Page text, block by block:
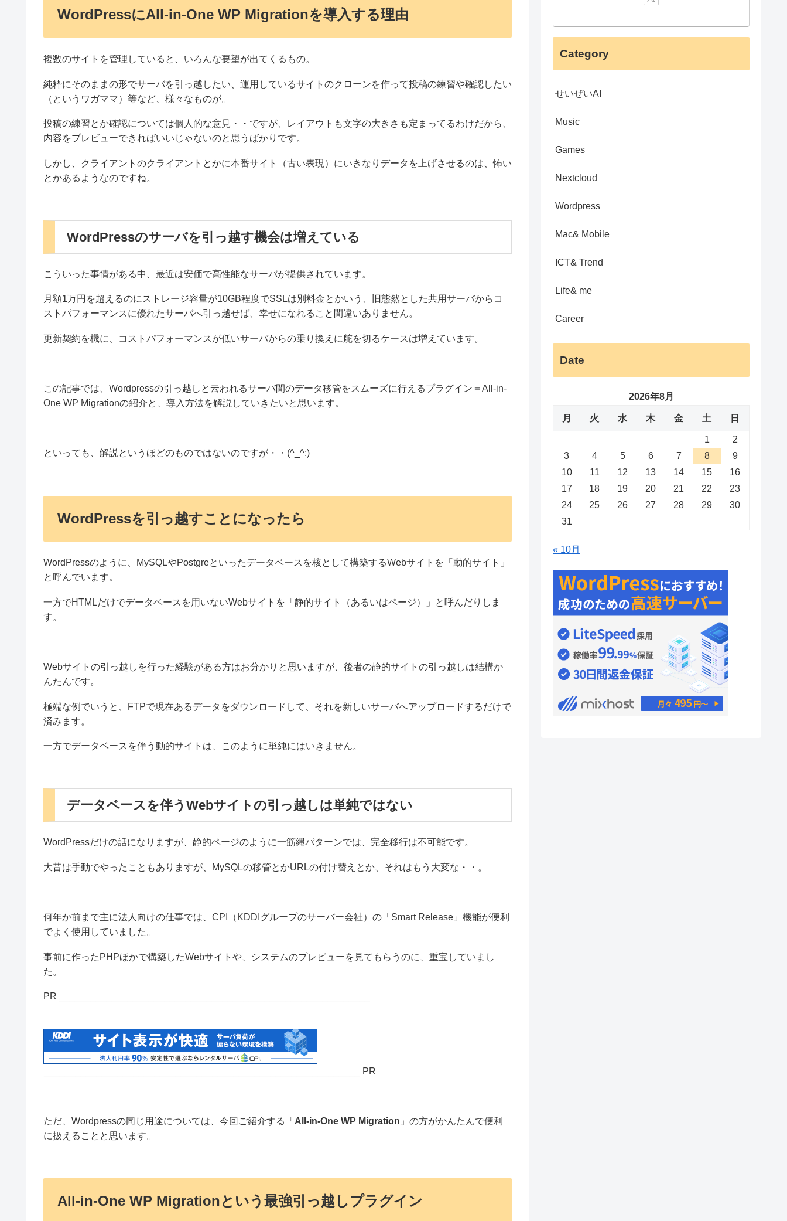
WordPressにAll-in-One WP Migrationを導入する理由
複数のサイトを管理していると、いろんな要望が出てくるもの。
純粋にそのままの形でサーバを引っ越したい、運用しているサイトのクローンを作って投稿の練習や確認したい
（というワガママ）等など、様々なものが。
投稿の練習とか確認については個人的な意見・・ですが、レイアウトも文字の大きさも定まってるわけだから、
内容をプレビューできればいいじゃないのと思うばかりです。
しかし、クライアントのクライアントとかに本番サイト（古い表現）にいきなりデータを上げさせるのは、怖い
とかあるようなのですね。
WordPressのサーバを引っ越す機会は増えている
こういった事情がある中、最近は安価で高性能なサーバが提供されています。
月額1万円を超えるのにストレージ容量が10GB程度でSSLは別料金とかいう、旧態然とした共用サーバからコ
ストパフォーマンスに優れたサーバへ引っ越せば、幸せになれること間違いありません。
更新契約を機に、コストパフォーマンスが低いサーバからの乗り換えに舵を切るケースは増えています。
この記事では、Wordpressの引っ越しと云われるサーバ間のデータ移管をスムーズに行えるプラグイン＝All-in-
One WP Migrationの紹介と、導入方法を解説していきたいと思います。
といっても、解説というほどのものではないのですが・・(^_^;)
WordPressを引っ越すことになったら
WordPressのように、MySQLやPostgreといったデータベースを核として構築するWebサイトを「動的サイト」
と呼んでいます。
一方でHTMLだけでデータベースを用いないWebサイトを「静的サイト（あるいはページ）」と呼んだりしま
す。
Webサイトの引っ越しを行った経験がある方はお分かりと思いますが、後者の静的サイトの引っ越しは結構か
んたんです。
極端な例でいうと、FTPで現在あるデータをダウンロードして、それを新しいサーバへアップロードするだけで
済みます。
一方でデータベースを伴う動的サイトは、このように単純にはいきません。
データベースを伴うWebサイトの引っ越しは単純ではない
WordPressだけの話になりますが、静的ページのように一筋縄パターンでは、完全移行は不可能です。
大昔は手動でやったこともありますが、MySQLの移管とかURLの付け替えとか、それはもう大変な・・。
何年か前まで主に法人向けの仕事では、CPI（KDDIグループのサーバー会社）の「Smart Release」機能が便利
でよく使用していました。
事前に作ったPHPほかで構築したWebサイトや、システムのプレビューを見てもらうのに、重宝していまし
た。
PR ___________________________________________________________
____________________________________________________________ PR
ただ、Wordpressの同じ用途については、今回ご紹介する「 All-in-One WP Migration 」の方がかんたんで便利
に扱えることと思います。
All-in-One WP Migrationという最強引っ越しプラグイン
Category
せいぜいAI
Music
Games
Nextcloud
Wordpress
Mac& Mobile
ICT& Trend
Life& me
Career
Date
2026年8月
月 火 水 木 金 土 日
1
2
3
4 5 6 7 8
9
10
11 12 13 14 15
16
17
18 19 20 21 22
23
24
25 26 27 28 29
30
31
« 10月